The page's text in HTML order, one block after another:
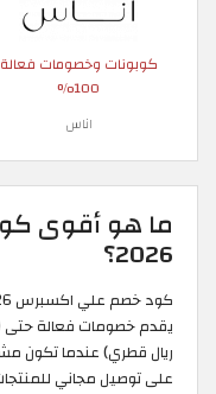
كوبونات وخصومات فعالة
100%
اناس
ما هو أقوى
2026؟
كود خصم علي اكسبرس 2026 التالي
على توصيل مجاني